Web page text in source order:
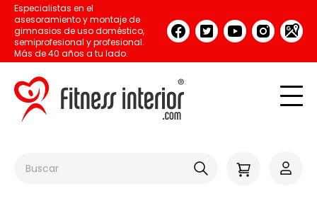
Especialistas en el
asesoramiento y montaje de
gimnasios de uso doméstico,
semiprofesional y profesional.
Más de 40 años a tu lado.